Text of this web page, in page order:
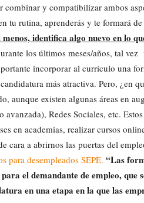
combinar y compatibilizar ambos
tu rutina, aprenderás y te formará
identifica algo nuevo en lo
los últimos meses/años, tal
incorporar al currículo una
más atractiva. Pero, ¿en
aunque existen algunas áreas en
Redes Sociales, etc.
en academias, realizar cursos
cara a abrirnos las puertas del
para desempleados SEPE. “Las
el demandante de empleo, que
en una etapa en la que las